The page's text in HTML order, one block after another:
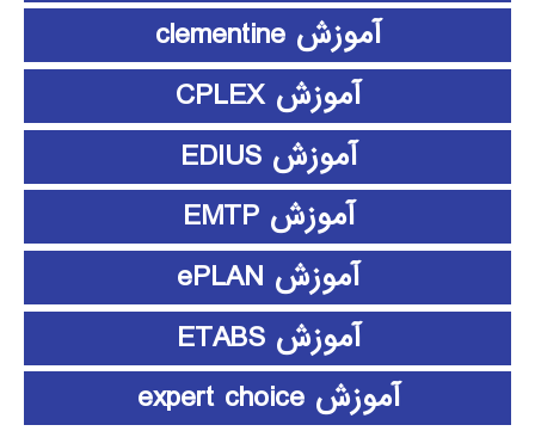
آموزش clementine
آموزش CPLEX
آموزش EDIUS
آموزش EMTP
آموزش ePLAN
آموزش ETABS
آموزش expert choice